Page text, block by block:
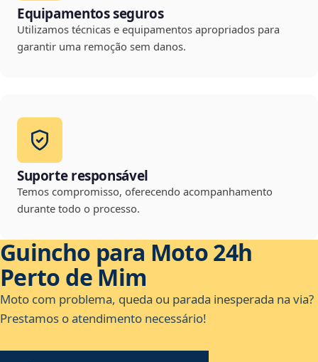
Equipamentos seguros
Utilizamos técnicas e equipamentos apropriados para
garantir uma remoção sem danos.
Suporte responsável
Temos compromisso, oferecendo acompanhamento
durante todo o processo.
Guincho para Moto 24h
Perto de Mim
Moto com problema, queda ou parada inesperada na via?
Prestamos o atendimento necessário!